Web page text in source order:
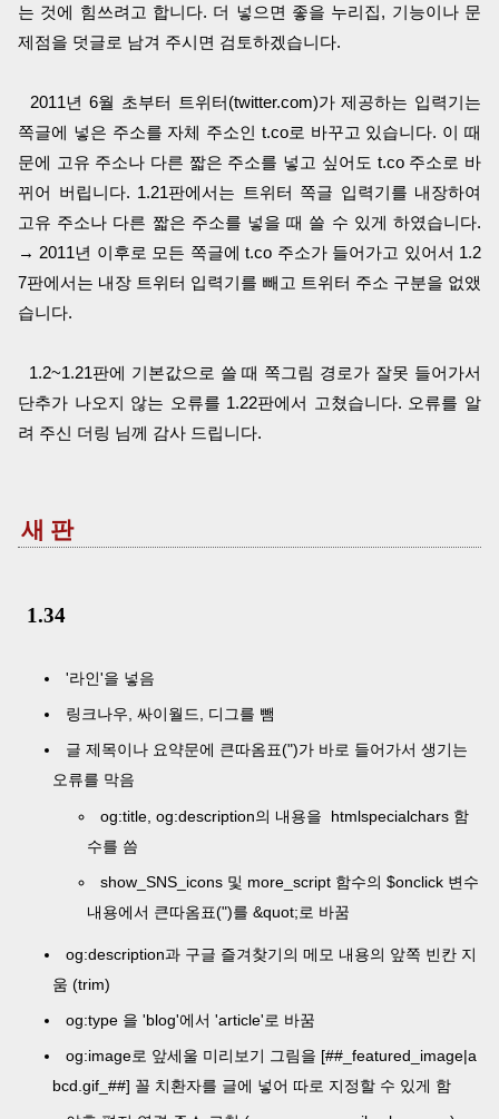
는 것에 힘쓰려고 합니다. 더 넣으면 좋을 누리집, 기능이나 문
제점을 덧글로 남겨 주시면 검토하겠습니다.
2011년 6월 초부터 트위터(twitter.com)가 제공하는 입력기는
쪽글에 넣은 주소를 자체 주소인 t.co로 바꾸고 있습니다. 이 때
문에 고유 주소나 다른 짧은 주소를 넣고 싶어도 t.co 주소로 바
뀌어 버립니다. 1.21판에서는 트위터 쪽글 입력기를 내장하여
고유 주소나 다른 짧은 주소를 넣을 때 쓸 수 있게 하였습니다.
→ 2011년 이후로 모든 쪽글에 t.co 주소가 들어가고 있어서 1.2
7판에서는 내장 트위터 입력기를 빼고 트위터 주소 구분을 없앴
습니다.
1.2~1.21판에 기본값으로 쓸 때 쪽그림 경로가 잘못 들어가서
단추가 나오지 않는 오류를 1.22판에서 고쳤습니다. 오류를 알
려 주신 더링 님께 감사 드립니다.
새 판
1.34
'라인'을 넣음
링크나우, 싸이월드, 디그를 뺌
글 제목이나 요약문에 큰따옴표(")가 바로 들어가서 생기는
오류를 막음
og:title, og:description의 내용을 htmlspecialchars 함
수를 씀
show_SNS_icons 및 more_script 함수의 $onclick 변수
내용에서 큰따옴표(")를 &quot;로 바꿈
og:description과 구글 즐겨찾기의 메모 내용의 앞쪽 빈칸 지
움 (trim)
og:type 을 'blog'에서 'article'로 바꿈
og:image로 앞세울 미리보기 그림을 [##_featured_image|a
bcd.gif_##] 꼴 치환자를 글에 넣어 따로 지정할 수 있게 함